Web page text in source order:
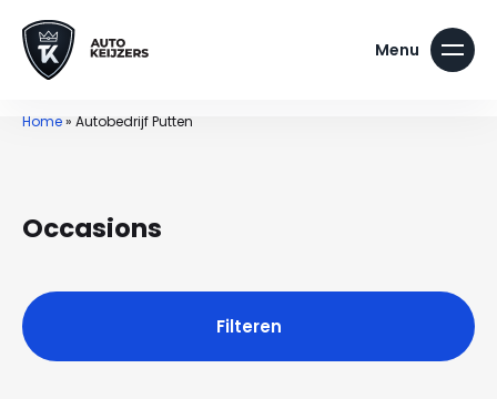
Home» Autobedrijf Putten
Occasions
Filteren